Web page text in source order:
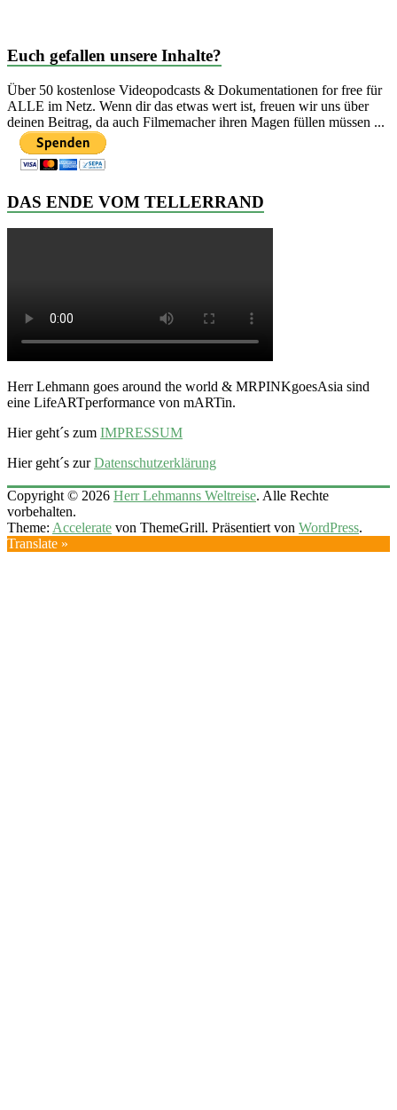
Euch gefallen unsere Inhalte?
Über 50 kostenlose Videopodcasts & Dokumentationen for free für
ALLE im Netz. Wenn dir das etwas wert ist, freuen wir uns über
deinen Beitrag, da auch Filmemacher ihren Magen füllen müssen ...
DAS ENDE VOM TELLERRAND
Herr Lehmann goes around the world & MRPINKgoesAsia sind
eine LifeARTperformance von mARTin.
Hier geht´s zum IMPRESSUM
Hier geht´s zurDatenschutzerklärung
Copyright © 2026 Herr Lehmanns Weltreise. Alle Rechte
vorbehalten.
Theme: Accelerate von ThemeGrill. Präsentiert von WordPress.
Translate »